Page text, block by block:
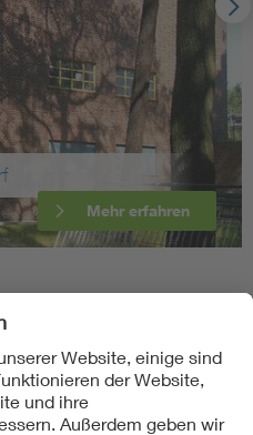
Mehr erfahren